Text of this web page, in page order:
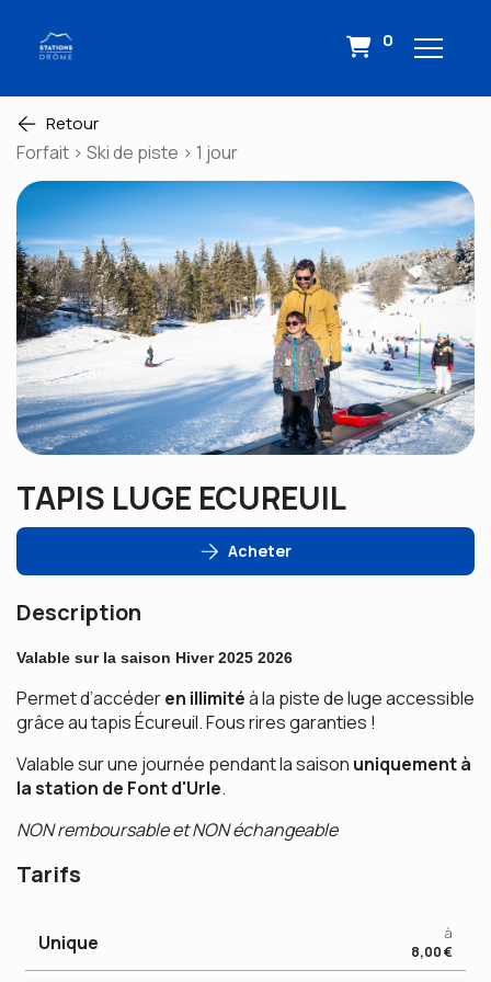
0
Retour
Forfait > Ski de piste > 1 jour
TAPIS LUGE ECUREUIL
Acheter
Description
Valable sur la saison Hiver 2025 2026
Permet d’accéderen illimitéà la piste de luge accessible
grâce au tapis Écureuil. Fous rires garanties !
Valable sur une journée pendant la saison uniquement à
la station de Font d'Urle.
NON remboursable et NON échangeable
Tarifs
Unique
à
8,00 €